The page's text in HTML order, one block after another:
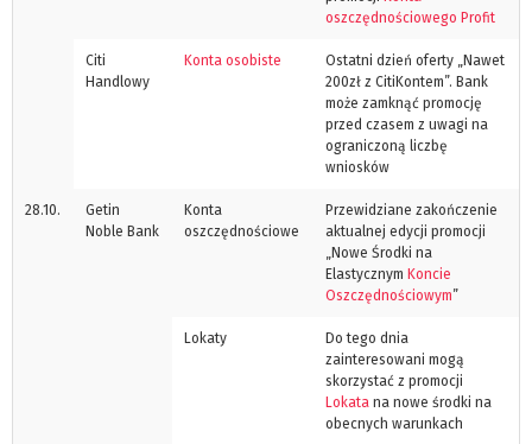
oszczędnościowego Profit
Citi
Handlowy
Konta osobiste
Ostatni dzień oferty „Nawet
200zł z CitiKontem”. Bank
może zamknąć promocję
przed czasem z uwagi na
ograniczoną liczbę
wniosków
28.10.
Getin
Noble Bank
Konta
oszczędnościowe
Przewidziane zakończenie
aktualnej edycji promocji
„Nowe Środki na
Elastycznym Koncie
Oszczędnościowym”
Lokaty
Do tego dnia
zainteresowani mogą
skorzystać z promocji
Lokata na nowe środki na
obecnych warunkach